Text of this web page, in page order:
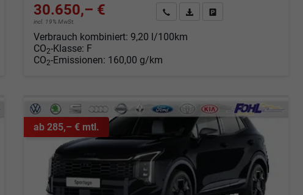
30.650,– €
incl. 19% MwSt.
Angebot anfordern
Fahrzeugexpose (PDF)
Fahrzeug parken
Verbrauch kombiniert: 9,20 l/100km
CO2-Klasse: F
CO2-Emissionen: 160,00 g/km
ab 285,– € mtl.